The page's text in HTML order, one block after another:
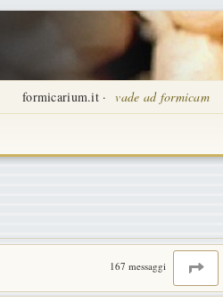
formicarium.it · vade ad formicam
167 messaggi